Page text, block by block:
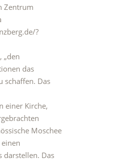
Zentrum
?
„den
das
schaffen. Das
einer Kirche,
Moschee
darstellen. Das